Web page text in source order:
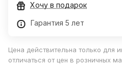
Хочу в подарок
Гарантия 5 лет
Цена действительна только для
отличаться от цен в розничных